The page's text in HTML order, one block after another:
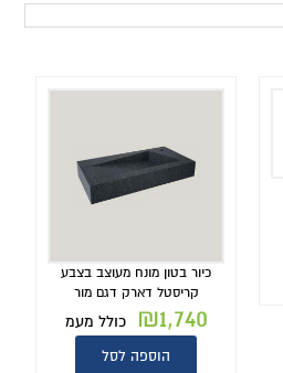
כיור בטון מונח מעוצב בצבע
קריסטל דארק דגם מור
₪1,740 כולל מעמ
הוספה לסל